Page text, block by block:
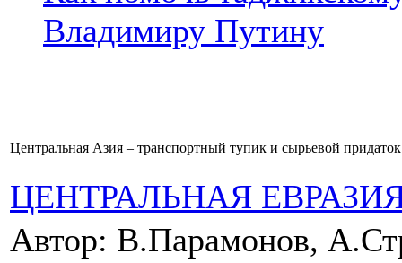
Владимиру Путину
Центральная Азия – транспортный тупик и сырьевой
ЦЕНТРАЛЬНАЯ
Автор: В.Парамонов,